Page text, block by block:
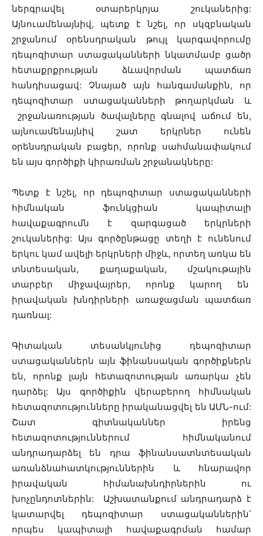
ներգրավել օտարերկրյա շուկաներից:
Այնուամենայնիվ, պետք է նշել, որ սկզբնական
շրջանում օրենսդրական թույլ կարգավորումը
դեպոզիտար ստացականների նկատմամբ ցածր
հետաքրքրության ձևավորման պատճառ
հանդիսացավ: Չնայած այն հանգամանքին, որ
դեպոզիտար ստացականների թողարկման և
շրջանառության ծավալները գնալով աճում են,
այնուամենայնիվ շատ երկրներ ունեն
օրենսդրական բացեր, որոնք սահմանափակում
են այս գործիքի կիրառման շրջանակները:
Պետք է նշել, որ դեպոզիտար ստացականների
հիմնական ֆունկցիան կապիտալի
հավաքագրումն է զարգացած երկրների
շուկաներից: Այս գործընթացը տեղի է ունենում
երկու կամ ավելի երկրների միջև, որտեղ առկա են
տնտեսական, քաղաքական, մշակութային
տարբեր միջավայրեր, որոնք կարող են
իրավական խնդիրների առաջացման պատճառ
դառնալ:
Գիտական տեսանկյունից դեպոզիտար
ստացականներն այն ֆինանսական գործիքներն
են, որոնք լայն հետազոտության առարկա չեն
դարձել: Այս գործիքին վերաբերող հիմնական
հետազոտությունները իրականացվել են ԱՄՆ-ում:
Շատ գիտնականներ իրենց
հետազոտություններում հիմնականում
անդրադարձել են դրա ֆինանսատնտեսական
առանձնահատկություններին և հնարավոր
իրավական հիմանախնդիրներին ու
խոչընդոտներին: Աշխատանքում անդրադարձ է
կատարվել դեպոզիտար ստացականներին՝
որպես կապիտալի հավաքագրման համար